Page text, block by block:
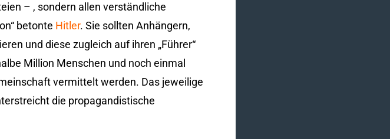
– , sondern allen verständliche
betonte Hitler. Sie sollten Anhängern,
und diese zugleich auf ihren „Führer“
Million Menschen und noch einmal
vermittelt werden. Das jeweilige
die propagandistische